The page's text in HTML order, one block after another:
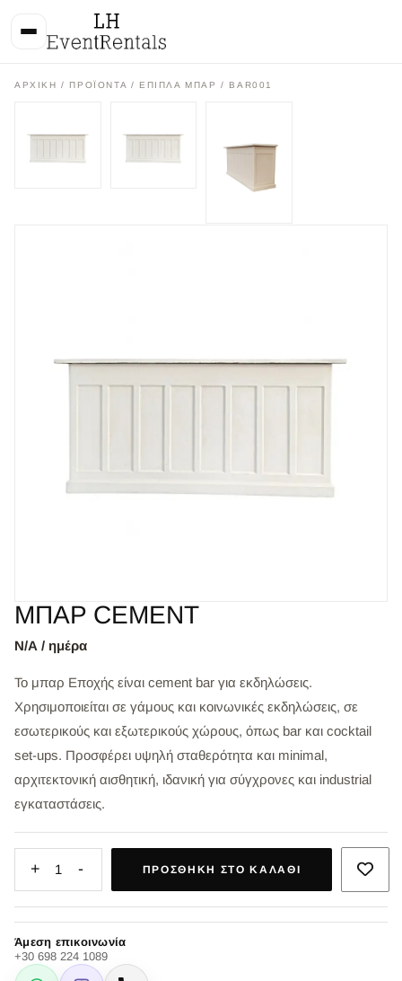
ΑΡΧΙΚΉ / ΠΡΟΪΌΝΤΑ / ΕΠΙΠΛΑ ΜΠΑΡ / BAR001
ΜΠΑΡ CEMENT
Ν/Α / ημέρα
Το μπαρ Εποχής είναι cement bar για εκδηλώσεις.
Χρησιμοποιείται σε γάμους και κοινωνικές εκδηλώσεις, σε
εσωτερικούς και εξωτερικούς χώρους, όπως bar και cocktail
set-ups. Προσφέρει υψηλή σταθερότητα και minimal,
αρχιτεκτονική αισθητική, ιδανική για σύγχρονες και industrial
εγκαταστάσεις.
+ 1 - ΠΡΟΣΘΉΚΗ ΣΤΟ ΚΑΛΆΘΙ
Άμεση επικοινωνία
+30 698 224 1089